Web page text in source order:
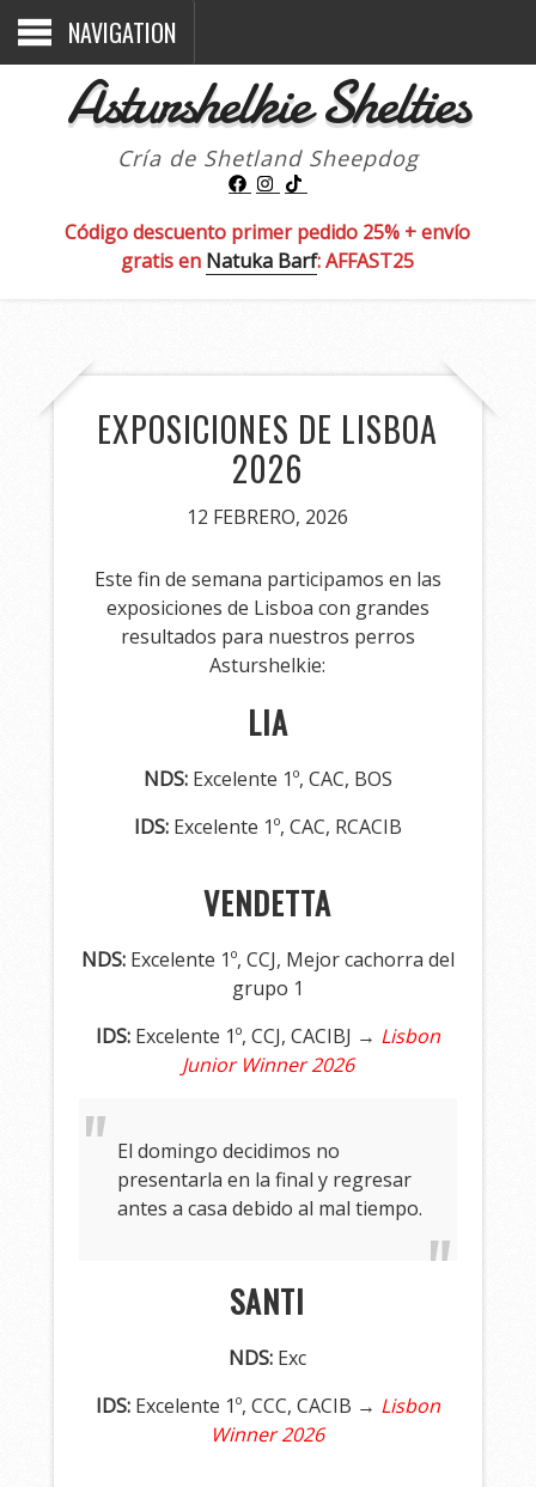
NAVIGATION
Asturshelkie Shelties
Cría de Shetland Sheepdog
Código descuento primer pedido 25% + envío
gratis en Natuka Barf: AFFAST25
EXPOSICIONES DE LISBOA
2026
12 FEBRERO, 2026
Este fin de semana participamos en las
exposiciones de Lisboa con grandes
resultados para nuestros perros
Asturshelkie:
LIA
NDS:Excelente 1º, CAC, BOS
IDS:Excelente 1º, CAC, RCACIB
VENDETTA
NDS:Excelente 1º, CCJ, Mejor cachorra del
grupo 1
IDS:Excelente 1º, CCJ, CACIBJ → Lisbon
Junior Winner 2026
El domingo decidimos no
presentarla en la final y regresar
antes a casa debido al mal tiempo.
SANTI
NDS: Exc
IDS:Excelente 1º, CCC, CACIB → Lisbon
Winner 2026